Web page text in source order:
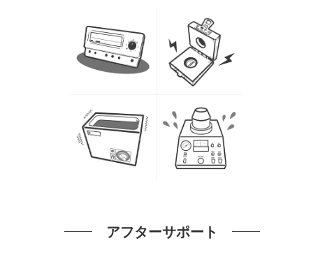
アフターサポート